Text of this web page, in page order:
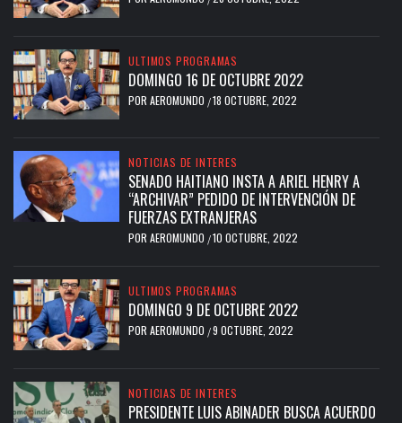
ULTIMOS PROGRAMAS
DOMINGO 16 DE OCTUBRE 2022
POR AEROMUNDO /18 OCTUBRE, 2022
NOTICIAS DE INTERES
SENADO HAITIANO INSTA A ARIEL HENRY A
“ARCHIVAR” PEDIDO DE INTERVENCIÓN DE
FUERZAS EXTRANJERAS
POR AEROMUNDO /10 OCTUBRE, 2022
ULTIMOS PROGRAMAS
DOMINGO 9 DE OCTUBRE 2022
POR AEROMUNDO /9 OCTUBRE, 2022
NOTICIAS DE INTERES
PRESIDENTE LUIS ABINADER BUSCA ACUERDO